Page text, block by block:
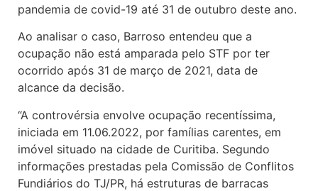
pandemia de covid-19 até 31 de outubro deste ano.
Ao analisar o caso, Barroso entendeu que a
ocupação não está amparada pelo STF por ter
ocorrido após 31 de março de 2021, data de
alcance da decisão.
“A controvérsia envolve ocupação recentíssima,
iniciada em 11.06.2022, por famílias carentes, em
imóvel situado na cidade de Curitiba. Segundo
informações prestadas pela Comissão de Conflitos
Fundiários do TJ/PR, há estruturas de barracas